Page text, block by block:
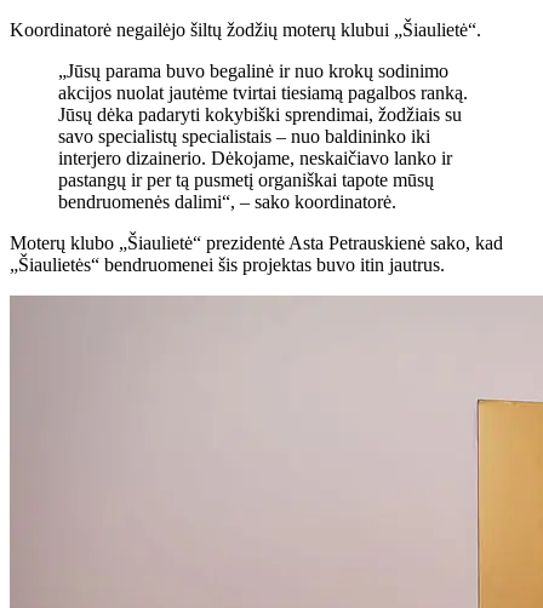
Koordinatorė negailėjo šiltų žodžių moterų klubui „Šiaulietė“.
„Jūsų parama buvo begalinė ir nuo krokų sodinimo
akcijos nuolat jautėme tvirtai tiesiamą pagalbos ranką.
Jūsų dėka padaryti kokybiški sprendimai, žodžiais su
savo specialistų specialistais – nuo ​​baldininko iki
interjero dizainerio. Dėkojame, neskaičiavo lanko ir
pastangų ir per tą pusmetį organiškai tapote mūsų
bendruomenės dalimi“, – sako koordinatorė.
Moterų klubo „Šiaulietė“ prezidentė Asta Petrauskienė sako, kad
„Šiaulietės“ ​​bendruomenei šis projektas buvo itin jautrus.